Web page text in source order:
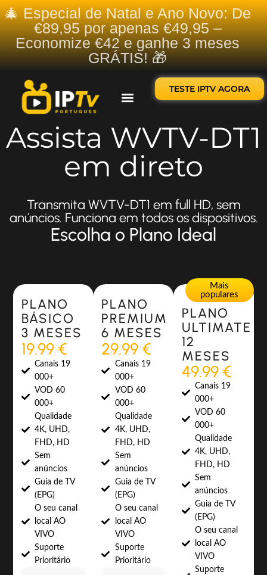
🎄 Especial de Natal e Ano Novo: De
€89,95 por apenas €49,95 –
Economize €42 e ganhe 3 meses
GRÁTIS! 🎁
TESTE IPTV AGORA
Assista WVTV-DT1
em direto
Transmita WVTV-DT1 em full HD, sem
anúncios. Funciona em todos os dispositivos.
Escolha o Plano Ideal
Most Popular
PLANO
BÁSICO
3 MESES
19.99 €
Canais 19
000+
VOD 60
000+
Qualidade
4K, UHD,
FHD, HD
Sem
anúncios
Guia de TV
(EPG)
O seu canal
local AO
VIVO
Suporte
Prioritário
Most Popular
PLANO
PREMIUM
6 MESES
29.99 €
Canais 19
000+
VOD 60
000+
Qualidade
4K, UHD,
FHD, HD
Sem
anúncios
Guia de TV
(EPG)
O seu canal
local AO
VIVO
Suporte
Prioritário
Mais
populares
PLANO
ULTIMATE
12
MESES
49.99 €
Canais 19
000+
VOD 60
000+
Qualidade
4K, UHD,
FHD, HD
Sem
anúncios
Guia de TV
(EPG)
O seu canal
local AO
VIVO
Suporte